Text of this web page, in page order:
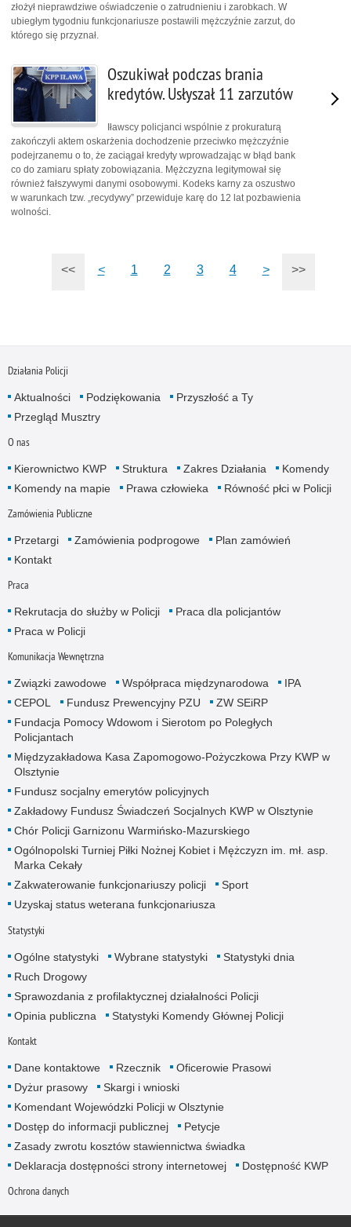
złożył nieprawdziwe oświadczenie o zatrudnieniu i zarobkach. W
ubiegłym tygodniu funkcjonariusze postawili mężczyźnie zarzut, do
którego się przyznał.
Oszukiwał podczas brania
kredytów. Usłyszał 11 zarzutów
Iławscy policjanci wspólnie z prokuraturą
zakończyli aktem oskarżenia dochodzenie przeciwko mężczyźnie
podejrzanemu o to, że zaciągał kredyty wprowadzając w błąd bank
co do zamiaru spłaty zobowiązania. Mężczyzna legitymował się
również fałszywymi danymi osobowymi. Kodeks karny za oszustwo
w warunkach tzw. „recydywy” przewiduje karę do 12 lat pozbawienia
wolności.
<< < 1 2 3 4 > >>
Działania Policji
Aktualności Podziękowania
Przyszłość a Ty
Przegląd Musztry
O nas
Kierownictwo KWP Struktura Zakres Działania
Komendy
Komendy na mapie
Prawa człowieka Równość płci w Policji
Zamówienia Publiczne
Przetargi Zamówienia podprogowe
Plan zamówień
Kontakt
Praca
Rekrutacja do służby w Policji
Praca dla policjantów
Praca w Policji
Komunikacja Wewnętrzna
Związki zawodowe Współpraca międzynarodowa
IPA
CEPOL
Fundusz Prewencyjny PZU
ZW SEiRP
Fundacja Pomocy Wdowom i Sierotom po Poległych
Policjantach
Międzyzakładowa Kasa Zapomogowo-Pożyczkowa Przy KWP w
Olsztynie
Fundusz socjalny emerytów policyjnych
Zakładowy Fundusz Świadczeń Socjalnych KWP w Olsztynie
Chór Policji Garnizonu Warmińsko-Mazurskiego
Ogólnopolski Turniej Piłki Nożnej Kobiet i Mężczyzn im. mł. asp.
Marka Cekały
Zakwaterowanie funkcjonariuszy policji
Sport
Uzyskaj status weterana funkcjonariusza
Statystyki
Ogólne statystyki Wybrane statystyki
Statystyki dnia
Ruch Drogowy
Sprawozdania z profilaktycznej działalności Policji
Opinia publiczna
Statystyki Komendy Głównej Policji
Kontakt
Dane kontaktowe Rzecznik
Oficerowie Prasowi
Dyżur prasowy
Skargi i wnioski
Komendant Wojewódzki Policji w Olsztynie
Dostęp do informacji publicznej
Petycje
Zasady zwrotu kosztów stawiennictwa świadka
Deklaracja dostępności strony internetowej
Dostępność KWP
Ochrona danych